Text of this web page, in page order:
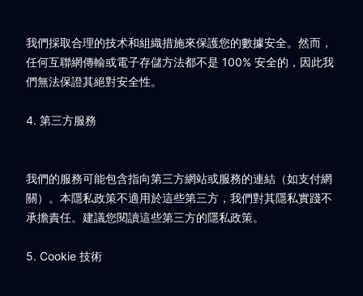
我們採取合理的技术和組織措施來保護您的數據安全。然而，
任何互聯網傳輸或電子存儲方法都不是 100% 安全的，因此我
們無法保證其絕對安全性。
4. 第三方服務
我們的服務可能包含指向第三方網站或服務的連結（如支付網
關）。本隱私政策不適用於這些第三方，我們對其隱私實踐不
承擔責任。建議您閱讀這些第三方的隱私政策。
5. Cookie 技術